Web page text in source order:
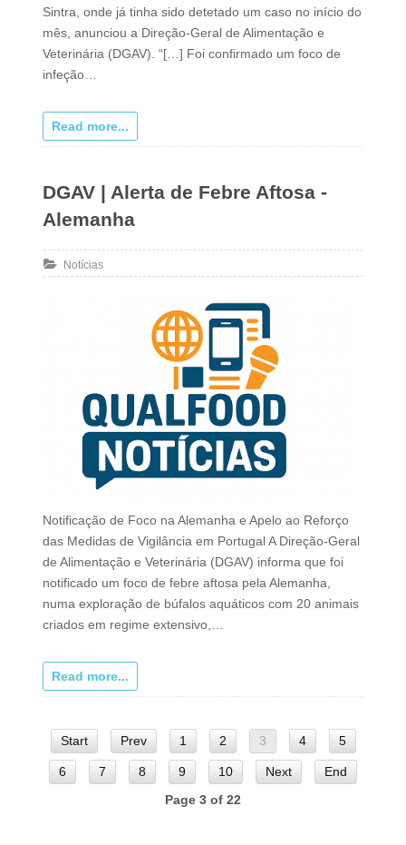
Sintra, onde já tinha sido detetado um caso no início do
mês, anunciou a Direção-Geral de Alimentação e
Veterinária (DGAV). “[…] Foi confirmado um foco de
infeção…
Read more...
DGAV | Alerta de Febre Aftosa -
Alemanha
Notícias
Notificação de Foco na Alemanha e Apelo ao Reforço
das Medidas de Vigilância em Portugal A Direção-Geral
de Alimentação e Veterinária (DGAV) informa que foi
notificado um foco de febre aftosa pela Alemanha,
numa exploração de búfalos aquáticos com 20 animais
criados em regime extensivo,…
Read more...
Start Prev 1 2 3 4 5
6 7 8 9 10 Next
End
Page 3 of 22